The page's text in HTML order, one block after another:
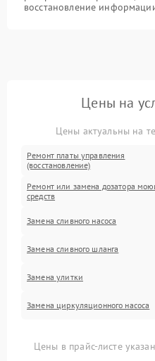
восстановление
Цены на
Цены актуальны на
Ремонт платы управления
(восстановление)
Ремонт или замена дозатора
средств
Замена сливного насоса
Замена сливного шланга
Замена улитки
Замена циркуляционного насоса
Цены в прайс-листе